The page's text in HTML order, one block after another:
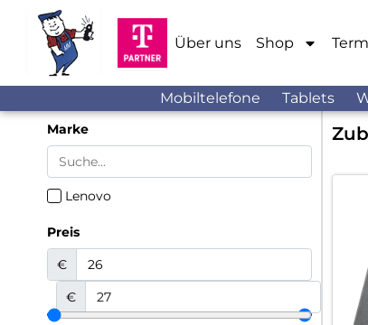
Über uns Shop
Mobiltelefone Tablets
Marke
Lenovo
Preis
€
€